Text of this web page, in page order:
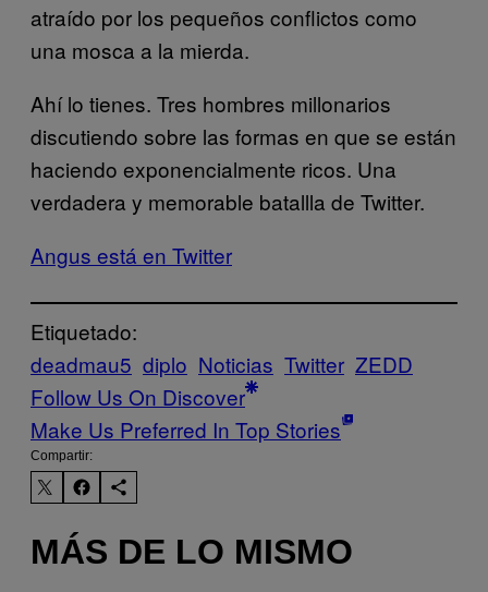
atraído por los pequeños conflictos como
una mosca a la mierda.
Ahí lo tienes. Tres hombres millonarios
discutiendo sobre las formas en que se están
haciendo exponencialmente ricos. Una
verdadera y memorable batallla de Twitter.
Angus está en Twitter
Etiquetado:
deadmau5 diplo Noticias Twitter ZEDD
Follow Us On Discover
Make Us Preferred In Top Stories
Compartir:
MÁS DE LO MISMO